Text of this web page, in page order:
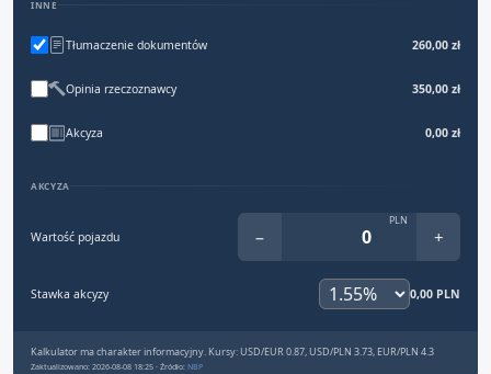
INNE
Tłumaczenie dokumentów 260,00 zł
Opinia rzeczoznawcy 350,00 zł
Akcyza 0,00 zł
AKCYZA
Wartość pojazdu −
PLN
+
Stawka akcyzy 0,00 PLN
Kalkulator ma charakter informacyjny. Kursy: USD/EUR 0.87, USD/PLN 3.73, EUR/PLN 4.3
Zaktualizowano: 2026-08-08 18:25 · Źródło: NBP